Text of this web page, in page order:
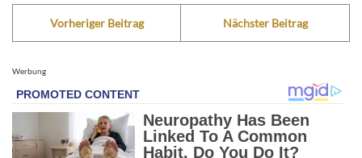
Vorheriger Beitrag Nächster Beitrag
Werbung